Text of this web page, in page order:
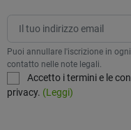
Puoi annullare l'iscrizione in
contatto nelle note legali.
Accetto i termini e le
privacy. (Leggi)